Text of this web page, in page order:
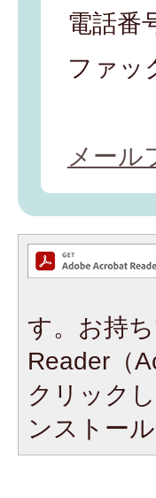
電話番
ファッ
メール
す。お持
Reader（
クリック
ンストー